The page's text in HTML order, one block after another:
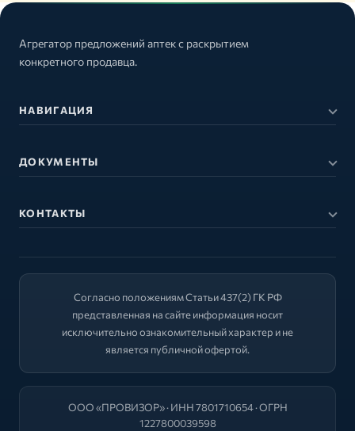
Агрегатор предложений аптек с раскрытием
конкретного продавца.
НАВИГАЦИЯ
ДОКУМЕНТЫ
КОНТАКТЫ
Согласно положениям Статьи 437(2) ГК РФ
представленная на сайте информация носит
исключительно ознакомительный характер и не
является публичной офертой.
ООО «ПРОВИЗОР» · ИНН 7801710654 · ОГРН
1227800039598